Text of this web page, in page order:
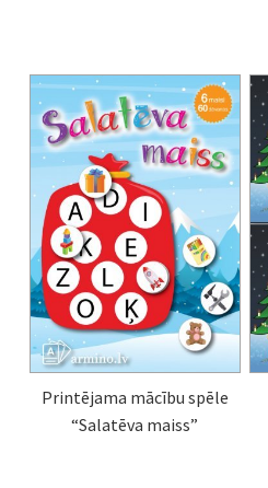
Printējama mācību spēle
“Salatēva maiss”